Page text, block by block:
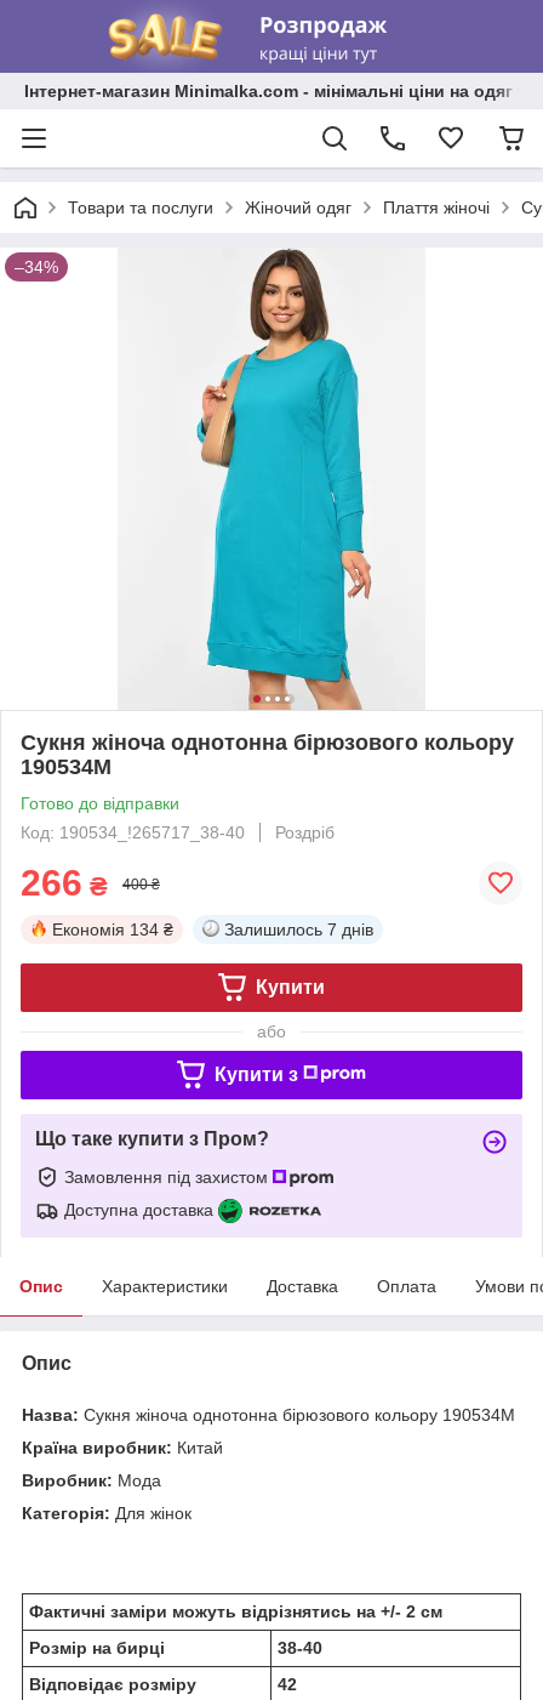
Інтернет-магазин Minimalka.com - мінімальні ціни на одяг
Товари та послуги Жіночий одяг Плаття жіночі
–34%
Сукня жіноча однотонна бірюзового кольору
190534M
Готово до відправки
Код: 190534_!265717_38-40
Роздріб
266 ₴ 400 ₴
Економія 134 ₴ Залишилось 7 днів
Купити
або
Купити з
Що таке купити з Пром?
Замовлення під захистом
Доступна доставка
Опис Характеристики Доставка Оплата Умови
Опис
Назва: Сукня жіноча однотонна бірюзового кольору 190534M
Країна виробник: Китай
Виробник: Мода
Категорія: Для жінок
Фактичні заміри можуть відрізнятись на +/- 2 см
Розмір на бирці
38-40
Відповідає розміру
42